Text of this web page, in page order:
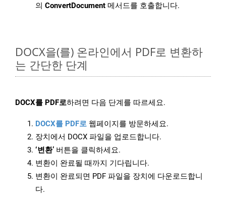
의 ConvertDocument 메서드를 호출합니다.
DOCX을(를) 온라인에서 PDF로 변환하
는 간단한 단계
DOCX를 PDF로하려면 다음 단계를 따르세요.
DOCX를 PDF로 웹페이지를 방문하세요.
장치에서 DOCX 파일을 업로드합니다.
‘변환’ 버튼을 클릭하세요.
변환이 완료될 때까지 기다립니다.
변환이 완료되면 PDF 파일을 장치에 다운로드합니
다.